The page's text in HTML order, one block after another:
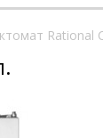
Rational